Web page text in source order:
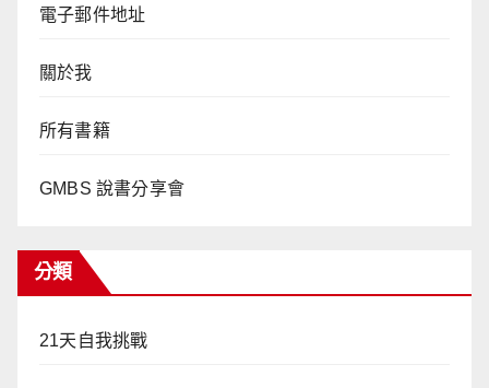
電子郵件地址
關於我
所有書籍
GMBS 說書分享會
分類
21天自我挑戰